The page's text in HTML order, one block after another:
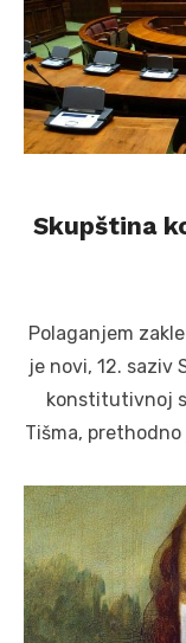
Skupština
Polaganjem
je novi, 12. saziv
konstitutivnoj
Tišma,